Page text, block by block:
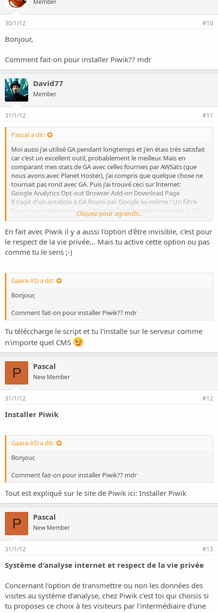
30/1/12 #10
Bonjour,
Comment fait-on pour installer Piwik?? mdr
David77
Member
31/1/12 #11
Pascal a dit:
Moi aussi j'ai utilisé GA pendant longtemps et j'en étais très satisfait
car c'est un excellent outil, probablement le meilleur. Mais en
comparant mes stats de GA avec celles fournies par AWSats (que
nous avons avec Planet Hoster), j'ai compris que quelque chose ne
tournait pas rond avec GA. Puis j'ai trouvé ceci sur Internet:
Google Analytics Opt-out Browser Add-on Download Page
Il s'agit d'un antidote à GA fourni par Google lui-même ! Un filtre
fourni aux internautes pour bloquer les données transmises à GA!
Je me suis senti trahi et j'ai pris Piwik qui finalement est presque
aussi bon et en constante évolution.
Piwik aussi permet de suivre plusieurs sites et donne également les
mots tapés dans les moteurs de recherche par les internautes pour
comme avec GA...
Cliquez pour agrandir...
En fait avec Piwik il y a aussi l'option d'être invisible, c'est pour
le respect de la vie privée... Mais tu active cette option ou pas
comme tu le sens ;-)
Gaara-XD a dit:
Bonjour,
Comment fait-on pour installer Piwik?? mdr
Tu téléccharge le script et tu l'installe sur le serveur comme
n'importe quel CMS
P Pascal
New Member
31/1/12 #12
Installer Piwik
Gaara-XD a dit:
Bonjour,
Comment fait-on pour installer Piwik?? mdr
Tout est expliqué sur le site de Piwik ici: Installer Piwik
P Pascal
New Member
31/1/12 #13
Système d'analyse internet et respect de la vie privée
Concernant l'option de transmettre ou non les données des
visites au système d'analyse, chez Piwik c'est toi qui choisis si
tu proposes ce choix à tes visiteurs par l'intermédiaire d'une